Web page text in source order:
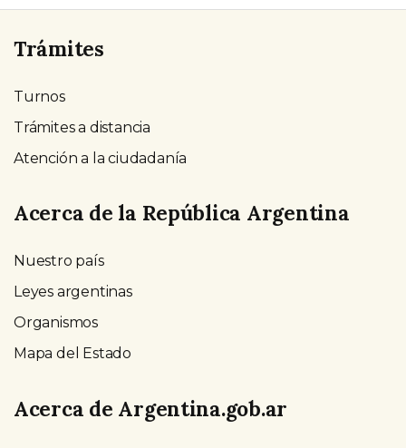
Trámites
Turnos
Trámites a distancia
Atención a la ciudadanía
Acerca de la República Argentina
Nuestro país
Leyes argentinas
Organismos
Mapa del Estado
Acerca de Argentina.gob.ar